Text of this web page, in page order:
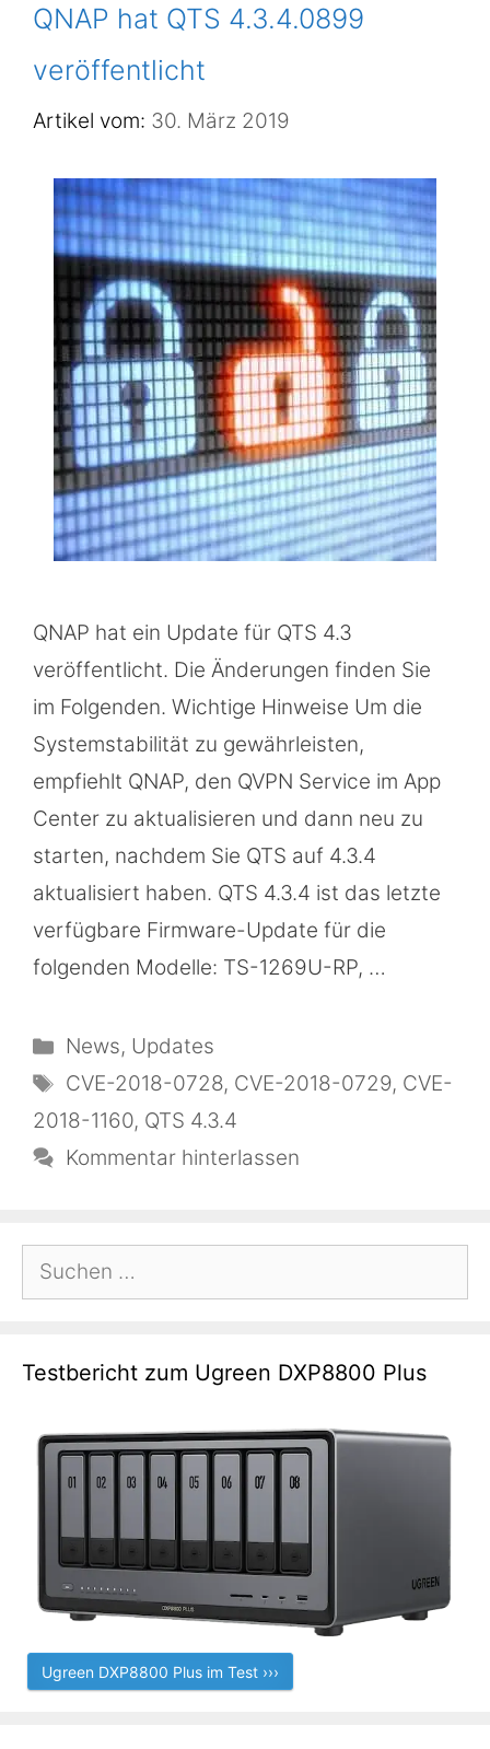
QNAP hat QTS 4.3.4.0899
veröffentlicht
30. März 2019
QNAP hat ein Update für QTS 4.3
veröffentlicht. Die Änderungen finden Sie
im Folgenden. Wichtige Hinweise Um die
Systemstabilität zu gewährleisten,
empfiehlt QNAP, den QVPN Service im App
Center zu aktualisieren und dann neu zu
starten, nachdem Sie QTS auf 4.3.4
aktualisiert haben. QTS 4.3.4 ist das letzte
verfügbare Firmware-Update für die
folgenden Modelle: TS-1269U-RP, …
Kategorien
News, Updates
Schlagwörter
CVE-2018-0728, CVE-2018-0729, CVE-
2018-1160, QTS 4.3.4
Kommentar hinterlassen
Suchen
nach:
Testbericht zum Ugreen DXP8800 Plus
Ugreen DXP8800 Plus im Test ›››